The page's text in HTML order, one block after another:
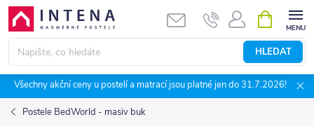
Přejít
obsah
HLEDAT
NÁKUPNÍ
KOŠÍK
Všechny akční ceny u postelí a matrací jsou platné jen do 31.7.2026!
Postele BedWorld - masiv buk